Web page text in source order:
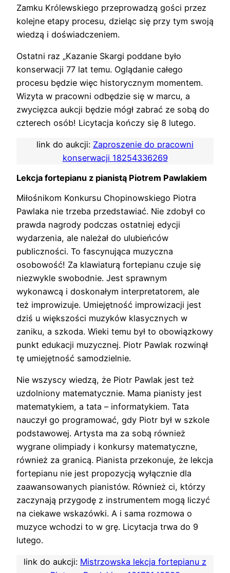
Zamku Królewskiego przeprowadzą gości przez
kolejne etapy procesu, dzieląc się przy tym swoją
wiedzą i doświadczeniem.
Ostatni raz „Kazanie Skargi poddane było
konserwacji 77 lat temu. Oglądanie całego
procesu będzie więc historycznym momentem.
Wizyta w pracowni odbędzie się w marcu, a
zwycięzca aukcji będzie mógł zabrać ze sobą do
czterech osób! Licytacja kończy się 8 lutego.
link do aukcji: Zaproszenie do pracowni
konserwacji 18254336269
Lekcja fortepianu z pianistą Piotrem Pawlakiem
Miłośnikom Konkursu Chopinowskiego Piotra
Pawlaka nie trzeba przedstawiać. Nie zdobył co
prawda nagrody podczas ostatniej edycji
wydarzenia, ale należał do ulubieńców
publiczności. To fascynująca muzyczna
osobowość! Za klawiaturą fortepianu czuje się
niezwykle swobodnie. Jest sprawnym
wykonawcą i doskonałym interpretatorem, ale
też improwizuje. Umiejętność improwizacji jest
dziś u większości muzyków klasycznych w
zaniku, a szkoda. Wieki temu był to obowiązkowy
punkt edukacji muzycznej. Piotr Pawlak rozwinął
tę umiejętność samodzielnie.
Nie wszyscy wiedzą, że Piotr Pawlak jest też
uzdolniony matematycznie. Mama pianisty jest
matematykiem, a tata – informatykiem. Tata
nauczył go programować, gdy Piotr był w szkole
podstawowej. Artysta ma za sobą również
wygrane olimpiady i konkursy matematyczne,
również za granicą. Pianista przekonuje, że lekcja
fortepianu nie jest propozycją wyłącznie dla
zaawansowanych pianistów. Również ci, którzy
zaczynają przygodę z instrumentem mogą liczyć
na ciekawe wskazówki. A i sama rozmowa o
muzyce wchodzi to w grę. Licytacja trwa do 9
lutego.
link do aukcji: Mistrzowska lekcja fortepianu z